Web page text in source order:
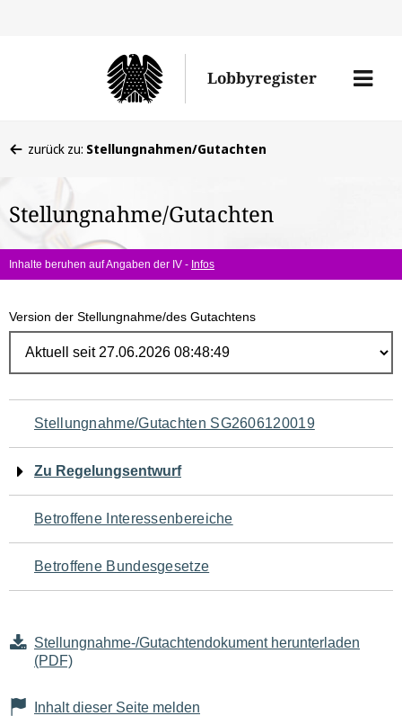
Lobbyregister
Menü
befinden
hier:
zurück zu: Stellungnahmen/Gutachten
Stellungnahme/Gutachten
Inhalte beruhen auf Angaben der IV - Infos
Version der Stellungnahme/des Gutachtens
Navigation
für
den
Seiteninhalt
Stellungnahme/Gutachten SG2606120019
Zu Regelungsentwurf
Betroffene Interessenbereiche
Betroffene Bundesgesetze
Stellungnahme-/Gutachtendokument herunterladen
(PDF)
Inhalt dieser Seite melden